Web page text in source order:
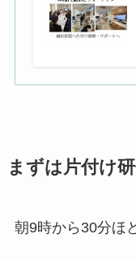
まずは片付け
朝9時から30分ほ